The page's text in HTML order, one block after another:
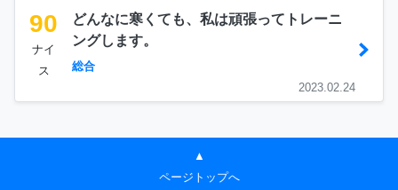
90
ナイ
ス
どんなに寒くても、私は頑張ってトレーニ
ングします。
総合
2023.02.24
▲
ページトップへ